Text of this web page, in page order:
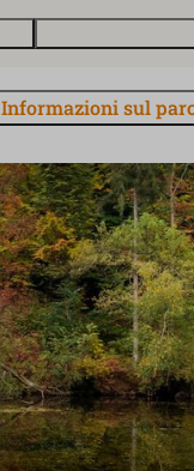
Informazioni sul